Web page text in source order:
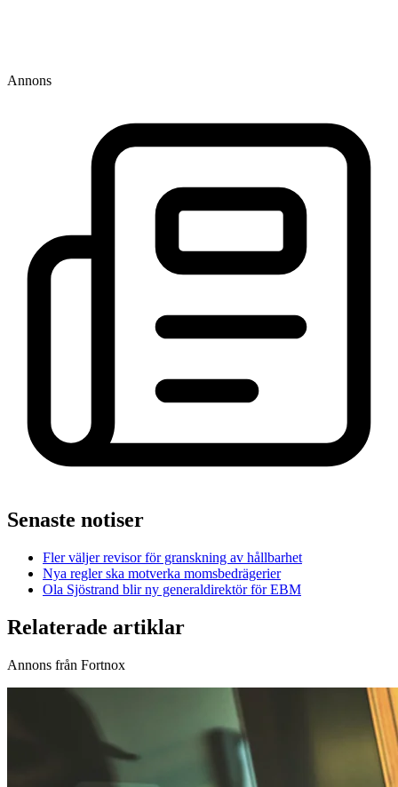
Annons
Senaste notiser
Fler väljer revisor för granskning av hållbarhet
Nya regler ska motverka momsbedrägerier
Ola Sjöstrand blir ny generaldirektör för EBM
Relaterade artiklar
Annons från Fortnox